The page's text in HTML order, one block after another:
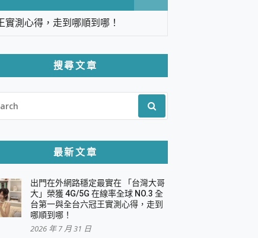
測心得，走到哪順到哪！
3 2.5K高畫質戶外攝影機 開箱 評
PC
高防護
看懂
合「 智慧投影 & 煥彩流動 」的沈浸
無線電競滑鼠 開箱 評測
搜尋文章
最新文章
出門在外網路穩定最實在 「台灣大哥
大」榮獲 4G/5G 在線率全球 NO.3 全
台第一與全台六冠王實測心得，走到
哪順到哪！
2026 年 7 月 31 日